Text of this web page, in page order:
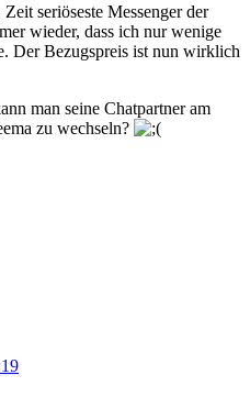
seriöseste Messenger der
wieder, dass ich nur wenige
Der Bezugspreis ist nun wirklich
man seine Chatpartner am
zu wechseln?